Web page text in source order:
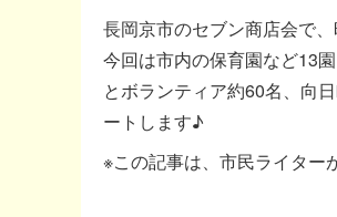
長岡京市のセブン商店会で
今回は市内の保育園など13
とボランティア約60名、向
ートします♪
※この記事は、市民ライター